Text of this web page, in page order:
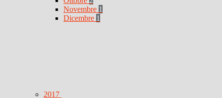
Novembre 1
Dicembre 1
2017